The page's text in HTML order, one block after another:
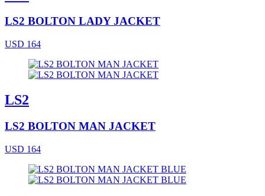
LS2 BOLTON LADY JACKET
USD 164
LS2
LS2 BOLTON MAN JACKET
USD 164